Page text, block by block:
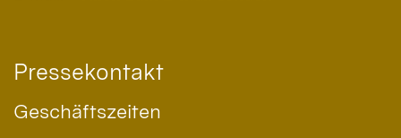
Pressekontakt
Geschäftszeiten